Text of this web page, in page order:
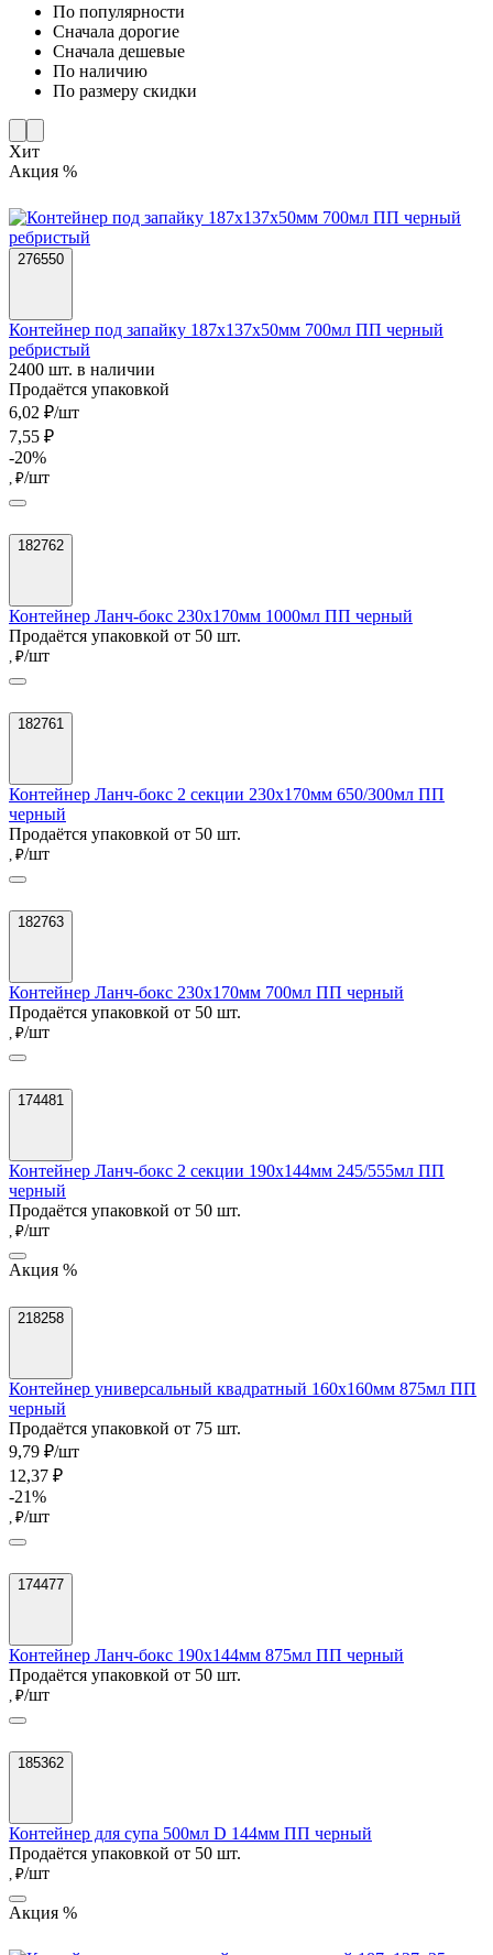
По популярности
Cначала дорогие
Cначала дешевые
По наличию
По размеру скидки
Хит
Акция %
276550
Контейнер под запайку 187х137х50мм 700мл ПП черный
ребристый
2400 шт. в наличии
Продаётся упаковкой
6,02 ₽/шт
7,55 ₽
-20%
, ₽/шт
182762
Контейнер Ланч-бокс 230х170мм 1000мл ПП черный
Продаётся упаковкой от 50 шт.
, ₽/шт
182761
Контейнер Ланч-бокс 2 секции 230х170мм 650/300мл ПП
черный
Продаётся упаковкой от 50 шт.
, ₽/шт
182763
Контейнер Ланч-бокс 230х170мм 700мл ПП черный
Продаётся упаковкой от 50 шт.
, ₽/шт
174481
Контейнер Ланч-бокс 2 секции 190х144мм 245/555мл ПП
черный
Продаётся упаковкой от 50 шт.
, ₽/шт
Акция %
218258
Контейнер универсальный квадратный 160х160мм 875мл ПП
черный
Продаётся упаковкой от 75 шт.
9,79 ₽/шт
12,37 ₽
-21%
, ₽/шт
174477
Контейнер Ланч-бокс 190х144мм 875мл ПП черный
Продаётся упаковкой от 50 шт.
, ₽/шт
185362
Контейнер для супа 500мл D 144мм ПП черный
Продаётся упаковкой от 50 шт.
, ₽/шт
Акция %